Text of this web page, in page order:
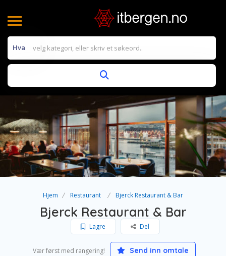
Hva
Hjem Restaurant Bjerck Restaurant & Bar
Bjerck Restaurant & Bar
Lagre Del
Vær først med rangering! Send inn omtale